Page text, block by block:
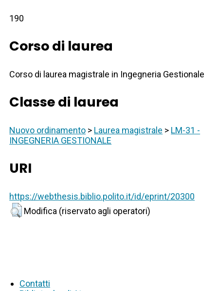
190
Corso di laurea
Corso di laurea magistrale in Ingegneria Gestionale
Classe di laurea
Nuovo ordinamento > Laurea magistrale > LM-31 -
INGEGNERIA GESTIONALE
URI
https://webthesis.biblio.polito.it/id/eprint/20300
Modifica (riservato agli operatori)
Contatti